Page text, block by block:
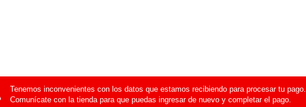
Tenemos inconvenientes con los datos que estamos recibiendo para procesar tu pago.
Comunícate con la tienda para que puedas ingresar de nuevo y completar el pago.